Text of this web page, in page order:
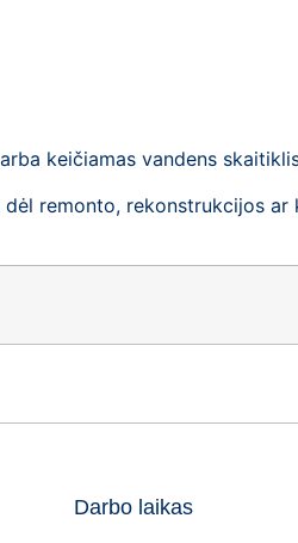
keičiamas vandens
remonto, rekonstrukcijos
Darbo laikas